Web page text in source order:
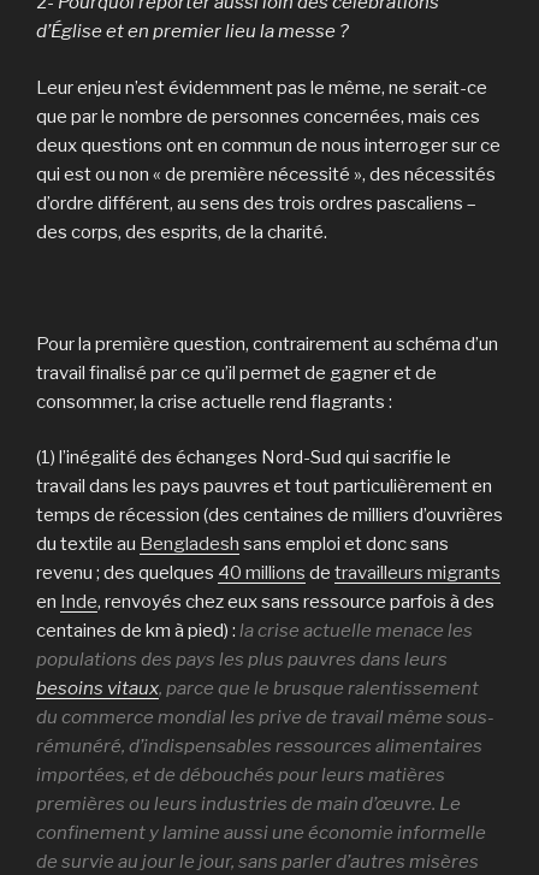
d’Église et en premier lieu la messe ?
Leur enjeu n’est évidemment pas le même, ne serait-ce
que par le nombre de personnes concernées, mais ces
deux questions ont en commun de nous interroger sur ce
qui est ou non « de première nécessité », des nécessités
d’ordre différent, au sens des trois ordres pascaliens –
des corps, des esprits, de la charité.
Pour la première question, contrairement au schéma d’un
travail finalisé par ce qu’il permet de gagner et de
consommer, la crise actuelle rend flagrants :
(1) l’inégalité des échanges Nord-Sud qui sacrifie le
travail dans les pays pauvres et tout particulièrement en
temps de récession (des centaines de milliers d’ouvrières
du textile au Bengladesh sans emploi et donc sans
revenu ; des quelques 40 millions de travailleurs migrants
en Inde, renvoyés chez eux sans ressource parfois à des
centaines de km à pied) : la crise actuelle menace les
populations des pays les plus pauvres dans leurs
besoins vitaux, parce que le brusque ralentissement
du commerce mondial les prive de travail même sous-
rémunéré, d’indispensables ressources alimentaires
importées, et de débouchés pour leurs matières
premières ou leurs industries de main d’œuvre. Le
confinement y lamine aussi une économie informelle
de survie au jour le jour, sans parler d’autres misères